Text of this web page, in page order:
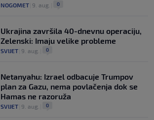
NOGOMET 9. aug. 0
Ukrajina završila 40-dnevnu operaciju,
Zelenski: Imaju velike probleme
SVIJET 9. aug. 0
Netanyahu: Izrael odbacuje Trumpov
plan za Gazu, nema povlačenja dok se
Hamas ne razoruža
SVIJET 9. aug. 0